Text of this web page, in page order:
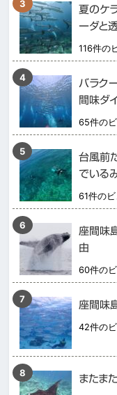
夏のケ
ーダと
116件の
バラク
間味ダ
65件の
台風前
でいるみ
61件の
座間味
由
60件の
座間味
42件の
またま